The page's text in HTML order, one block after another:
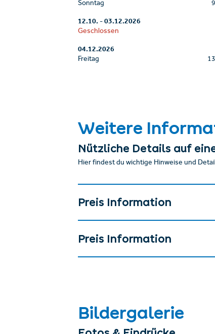
Sonntag
12.10.-03.12.2026
Geschlossen
04.12.2026
Freitag
Weitere
Nützliche Details auf
Hier findest du wichtige Hinweise und
Preis Information
Preis Information
Bildergalerie